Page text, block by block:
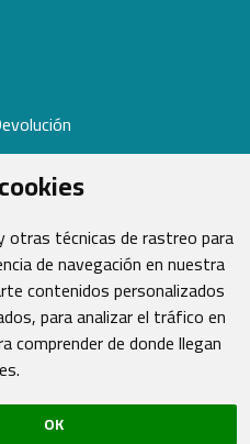
otras técnicas de rastreo para
de navegación en nuestra
contenidos personalizados
para analizar el tráfico en
comprender de donde llegan
OK
Cascos
13
- España